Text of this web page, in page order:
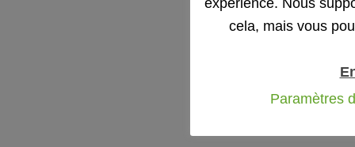
expérience. Nous
cela, mais vous
Paramètres